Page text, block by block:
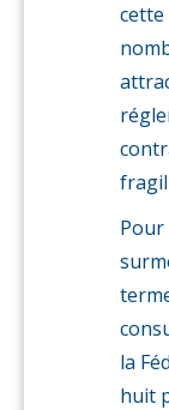
Pour
la
huit